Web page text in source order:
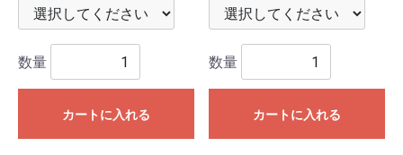
数量
カートに入れる
数量
カートに入れる